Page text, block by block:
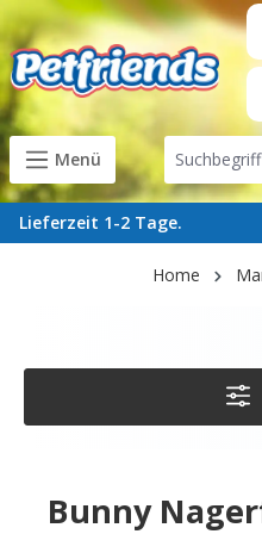
content
Menü
Lieferzeit 1-2 Tage.
Home
Bunny